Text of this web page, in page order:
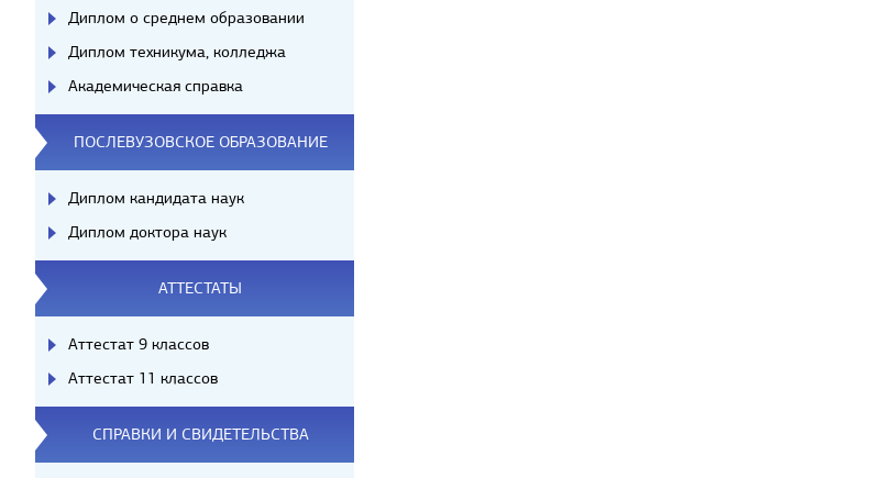
Диплом о среднем образовании
Диплом техникума, колледжа
Академическая справка
ПОСЛЕВУЗОВСКОЕ ОБРАЗОВАНИЕ
Диплом кандидата наук
Диплом доктора наук
АТТЕСТАТЫ
Аттестат 9 классов
Аттестат 11 классов
СПРАВКИ И СВИДЕТЕЛЬСТВА